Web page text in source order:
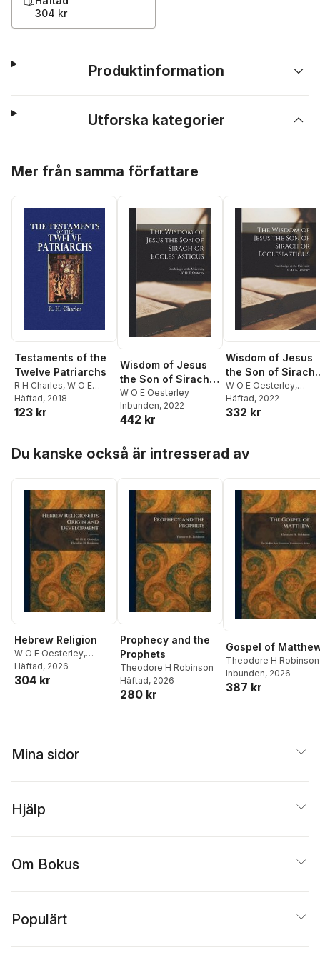
304 kr
Produktinformation
Utforska kategorier
Mer från samma författare
Testaments of the
Twelve Patriarchs
R H Charles, W O E
Oesterley
Häftad, 2018
123 kr
Wisdom of Jesus
the Son of Sirach
or Ecclesiasticus
W O E Oesterley
Inbunden, 2022
442 kr
Wisdom of Jesus
the Son of Sirach
or Ecclesiasticus
W O E Oesterley,
Cambridge at the
University
Häftad, 2022
332 kr
Du kanske också är intresserad av
Hebrew Religion
W O E Oesterley,
Theodore H Robinson
Häftad, 2026
304 kr
Prophecy and the
Prophets
Theodore H Robinson
Häftad, 2026
280 kr
Gospel of
Theodore H Robinson
Inbunden, 2026
387 kr
Mina sidor
Hjälp
Om Bokus
Populärt